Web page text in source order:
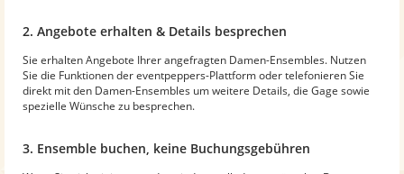
2. Angebote erhalten & Details besprechen
Sie erhalten Angebote Ihrer angefragten Damen-Ensembles. Nutzen
Sie die Funktionen der eventpeppers-Plattform oder telefonieren Sie
direkt mit den Damen-Ensembles um weitere Details, die Gage sowie
spezielle Wünsche zu besprechen.
3. Ensemble buchen, keine Buchungsgebühren